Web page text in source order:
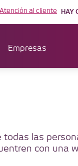
Atención al cliente HAY
Empresas
las
con una